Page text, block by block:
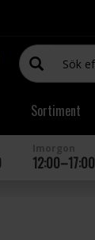
Sortiment
12:00–17:00